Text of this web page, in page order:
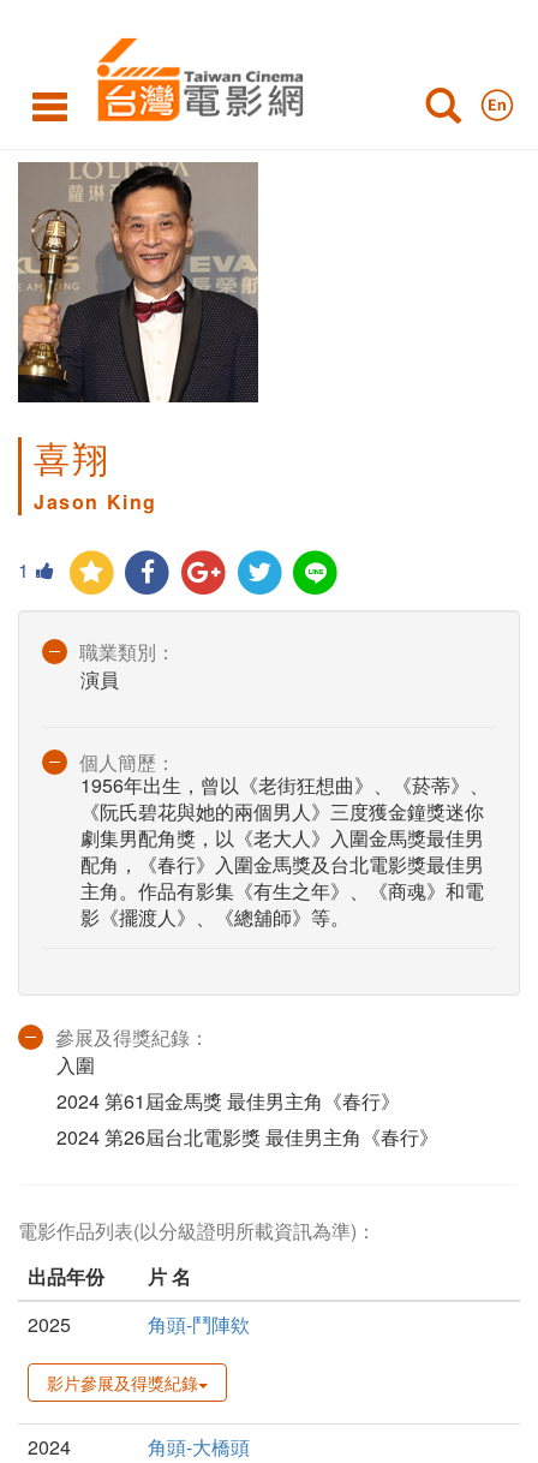
喜翔
Jason King
1
職業類別：
演員
個人簡歷：
1956年出生，曾以《老街狂想曲》、《菸蒂》、
《阮氏碧花與她的兩個男人》三度獲金鐘獎迷你
劇集男配角獎，以《老大人》入圍金馬獎最佳男
配角，《春行》入圍金馬獎及台北電影獎最佳男
主角。作品有影集《有生之年》、《商魂》和電
影《擺渡人》、《總舖師》等。
參展及得獎紀錄：
入圍
2024 第61屆金馬獎 最佳男主角《春行》
2024 第26屆台北電影獎 最佳男主角《春行》
電影作品列表(以分級證明所載資訊為準)：
出品年份
片 名
2025
角頭-鬥陣欸
影片參展及得獎紀錄
2024 角頭-大橋頭